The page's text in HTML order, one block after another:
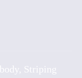
Striping